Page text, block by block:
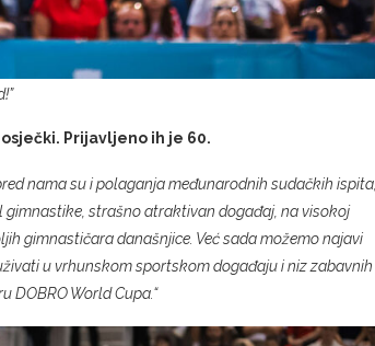
Prijavljeno ih je 60.
nama su i polaganja međunarodnih sudačkih ispita,
gimnastike, strašno atraktivan događaj, na visokoj
gimnastičara današnjice. Već sada možemo najavi
u vrhunskom sportskom događaju i niz zabavnih
World Cupa.“